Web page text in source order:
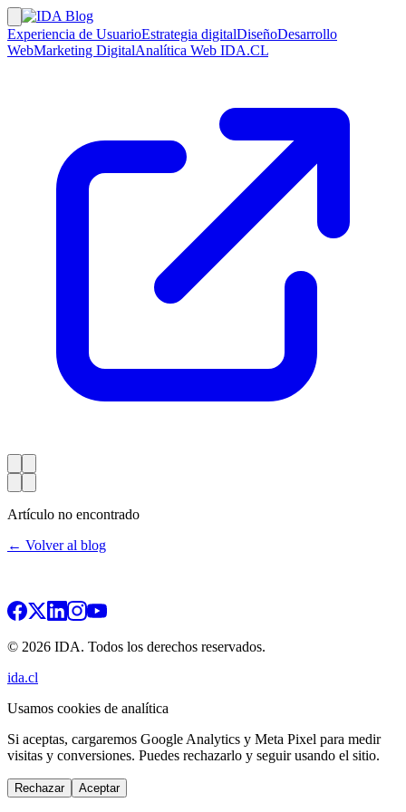
Experiencia de UsuarioEstrategia digitalDiseñoDesarrollo
WebMarketing DigitalAnalítica Web IDA.CL
Artículo no encontrado
← Volver al blog
© 2026 IDA. Todos los derechos reservados.
ida.cl
Usamos cookies de analítica
Si aceptas, cargaremos Google Analytics y Meta Pixel para medir
visitas y conversiones. Puedes rechazarlo y seguir usando el sitio.
Rechazar Aceptar